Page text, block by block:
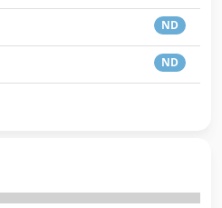
ND
ND